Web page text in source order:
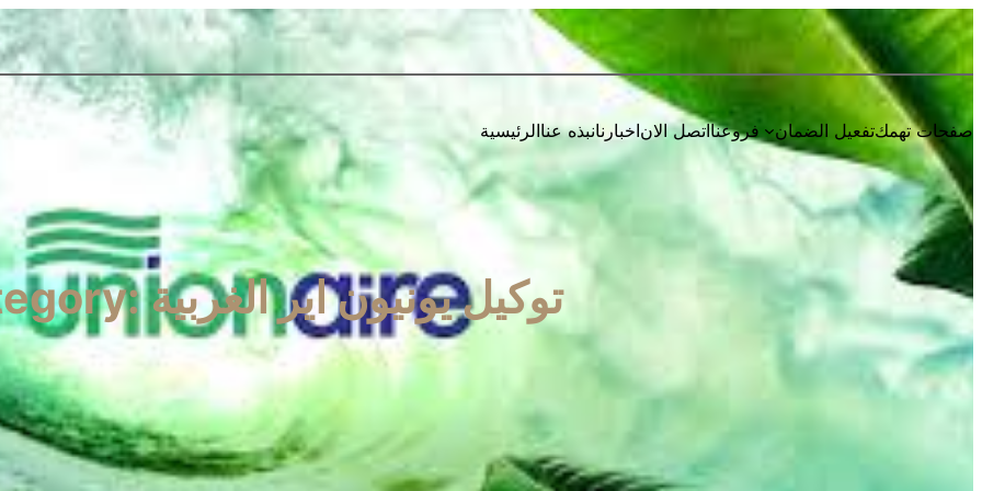
الرئيسيةنبذه عنااخبارنااتصل الانفروعنا تفعيل الضمانصفحات تهمك
توكيل يونيون اير الغربية